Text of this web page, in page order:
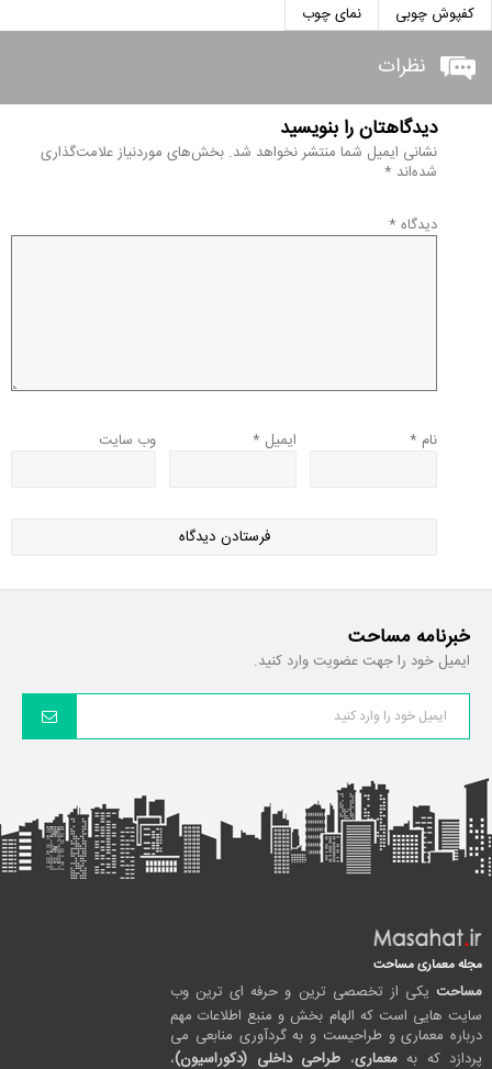
کفپوش چوبی
نمای چوب
نظرات
دیدگاهتان را بنویسید
نشانی ایمیل شما منتشر نخواهد شد. بخش‌های موردنیاز علامت‌گذاری
شده‌اند *
دیدگاه *
نام * ایمیل * وب‌ سایت
خبرنامه مساحت
ایمیل خود را جهت عضویت وارد کنید.
مجله معماری مساحت
مساحت یکی از تخصصی ترین و حرفه ای ترین وب
سایت هایی است که الهام بخش و منبع اطلاعات مهم
درباره معماری و طراحیست و به گردآوری منابعی می
پردازد که بهمعماری، طراحی داخلی (دکوراسیون)،